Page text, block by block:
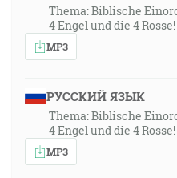
Thema: Biblische
4 Engel und die 4 Rosse!
MP3
РУССКИЙ ЯЗЫК
Thema: Biblische
4 Engel und die 4 Rosse!
MP3